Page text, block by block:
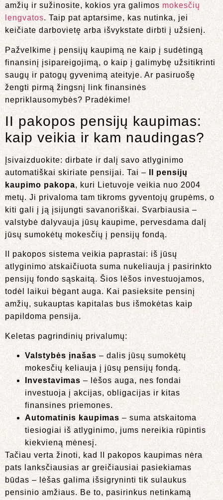
amžių ir sužinosite, kokios yra galimos mokesčių
lengvatos. Taip pat aptarsime, kas nutinka, jei
keičiate darbovietę arba išvykstate dirbti į užsienį.
Pažvelkime į pensijų kaupimą ne kaip į sudėtingą
finansinį įsipareigojimą, o kaip į galimybę užsitikrinti
saugų ir patogų gyvenimą ateityje. Ar pasiruošę
žengti pirmą žingsnį link finansinės
nepriklausomybės? Pradėkime!
II pakopos pensijų kaupimas:
kaip veikia ir kam naudingas?
Įsivaizduokite: dirbate ir dalį savo atlyginimo
automatiškai skiriate pensijai. Tai –
II pensijų
kaupimo pakopa, kuri Lietuvoje veikia nuo 2004
metų. Ji privaloma tam tikroms gyventojų grupėms, o
kiti gali į ją įsijungti savanoriškai. Svarbiausia –
valstybė dalyvauja jūsų kaupime, pervesdama dalį
jūsų sumokėtų mokesčių į pensijų fondą.
II pakopos sistema veikia paprastai: iš jūsų
atlyginimo atskaičiuota suma nukeliauja į pasirinkto
pensijų fondo sąskaitą. Šios lėšos investuojamos,
todėl laikui bėgant auga. Kai pasieksite pensinį
amžių, sukauptas kapitalas bus išmokėtas kaip
papildoma pensija.
Keletas pagrindinių privalumų:
Valstybės įnašas – dalis jūsų sumokėtų
mokesčių keliauja į jūsų pensijų fondą.
Investavimas – lėšos auga, nes fondai
investuoja į akcijas, obligacijas ir kitas
finansines priemones.
Automatinis kaupimas – suma atskaitoma
tiesiogiai iš atlyginimo, jums nereikia rūpintis
kiekvieną mėnesį.
Tačiau verta žinoti, kad II pakopos kaupimas nėra
pats lanksčiausias ar greičiausiai pasiekiamas
būdas – lėšas galima išsigryninti tik sulaukus
pensinio amžiaus. Be to, pasirinkus netinkamą